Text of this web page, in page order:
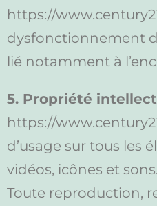
https://
dysfonctionnement
lié notamment à
5. Propriété
https://
d’usage sur tous les
vidéos, icônes et sons.
Toute reproduction,